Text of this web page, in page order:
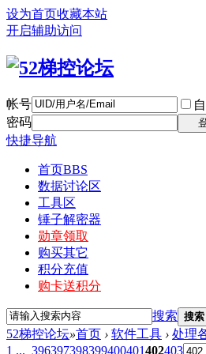
设为首页收藏本站
开启辅助访问
帐号
密码
快捷导航
首页BBS
数据讨论区
工具区
锤子解密器
勋章领取
购买其它
积分充值
购卡送积分
搜索 搜索
52梯控论坛»首页 › 软件工具 › 处理
1 ... 396397398399400401402403